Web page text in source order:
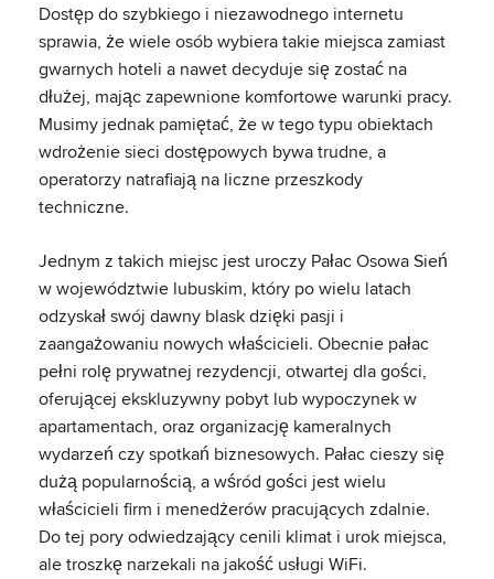
Dostęp do szybkiego i niezawodnego internetu
sprawia, że wiele osób wybiera takie miejsca zamiast
gwarnych hoteli a nawet decyduje się zostać na
dłużej, mając zapewnione komfortowe warunki pracy.
Musimy jednak pamiętać, że w tego typu obiektach
wdrożenie sieci dostępowych bywa trudne, a
operatorzy natrafiają na liczne przeszkody
techniczne.
Jednym z takich miejsc jest uroczy Pałac Osowa Sień
w województwie lubuskim, który po wielu latach
odzyskał swój dawny blask dzięki pasji i
zaangażowaniu nowych właścicieli. Obecnie pałac
pełni rolę prywatnej rezydencji, otwartej dla gości,
oferującej ekskluzywny pobyt lub wypoczynek w
apartamentach, oraz organizację kameralnych
wydarzeń czy spotkań biznesowych. Pałac cieszy się
dużą popularnością, a wśród gości jest wielu
właścicieli firm i menedżerów pracujących zdalnie.
Do tej pory odwiedzający cenili klimat i urok miejsca,
ale troszkę narzekali na jakość usługi WiFi.